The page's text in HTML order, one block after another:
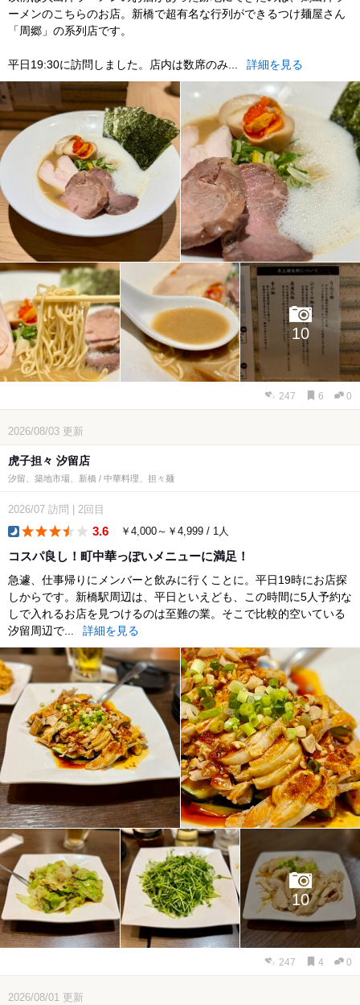
ーメンのこちらのお店。新橋で超有名な行列ができるつけ麺屋さん
「周郷」の系列店です。
平日19:30に訪問しました。店内は数席のみ... 詳細を見る
10
247 6 0
2026/08/03 更新
虎子担々 汐留店
汐留、築地市場、新橋 / 中華料理、担々麺
2026/07 訪問 2回目
3.6 ￥4,000～￥4,999 / 1人
コスパ良し！町中華っぽいメニューに満足！
急遽、仕事帰りにメンバーと飲みに行くことに。平日19時にお店探
しからです。新橋駅周辺は、平日といえども、この時間に5人予約な
しで入れるお店を見つけるのは至難の業。そこで比較的空いている
汐留周辺で...
詳細を見る
10
247 4 0
2026/08/01 更新